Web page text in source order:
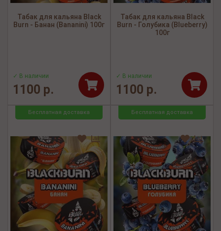
Табак для кальяна Black
Burn - Банан (Bananini) 100г
✓ В наличии
1100 р.
Табак для кальяна Black
Burn - Голубика (Blueberry)
100г
✓ В наличии
1100 р.
Бесплатная доставка Бесплатная доставка